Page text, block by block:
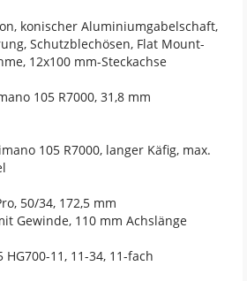
konischer Aluminiumgabelschaft,
Schutzblechösen, Flat Mount-
12x100 mm-Steckachse
105 R7000, 31,8 mm
105 R7000, langer Käfig, max.
50/34, 172,5 mm
Gewinde, 110 mm Achslänge
11, 11-34, 11-fach